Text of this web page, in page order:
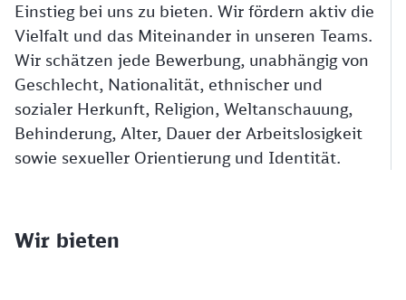
Einstieg bei uns zu bieten. Wir fördern aktiv die
Vielfalt und das Miteinander in unseren Teams.
Wir schätzen jede Bewerbung, unabhängig von
Geschlecht, Nationalität, ethnischer und
sozialer Herkunft, Religion, Weltanschauung,
Behinderung, Alter, Dauer der Arbeitslosigkeit
sowie sexueller Orientierung und Identität.
Wir bieten